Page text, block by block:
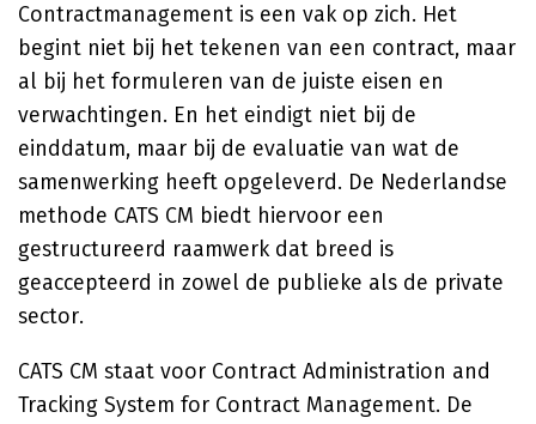
Contractmanagement is een vak op zich. Het
begint niet bij het tekenen van een contract, maar
al bij het formuleren van de juiste eisen en
verwachtingen. En het eindigt niet bij de
einddatum, maar bij de evaluatie van wat de
samenwerking heeft opgeleverd. De Nederlandse
methode CATS CM biedt hiervoor een
gestructureerd raamwerk dat breed is
geaccepteerd in zowel de publieke als de private
sector.
CATS CM staat voor Contract Administration and
Tracking System for Contract Management. De